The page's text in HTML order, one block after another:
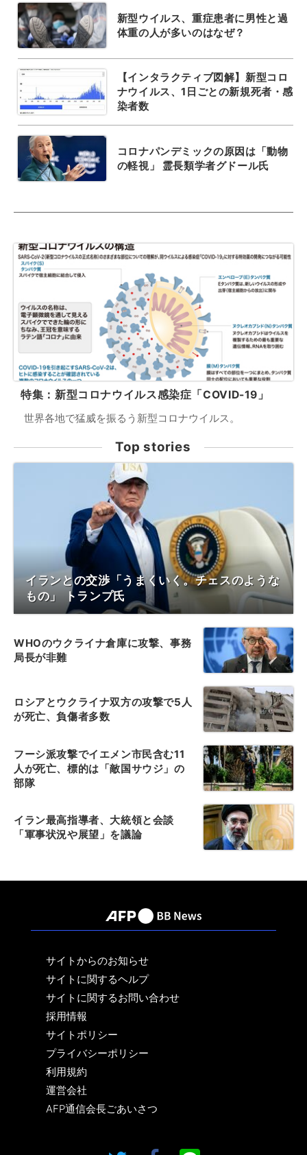
新型ウイルス、重症患者に男性と過
体重の人が多いのはなぜ？
【インタラクティブ図解】新型コロ
ナウイルス、1日ごとの新規死者・感
染者数
コロナパンデミックの原因は「動物
の軽視」 霊長類学者グドール氏
特集：新型コロナウイルス感染症「COVID-19」
世界各地で猛威を振るう新型コロナウイルス。
Top stories
イランとの交渉「うまくいく。チェスのような
もの」 トランプ氏
WHOのウクライナ倉庫に攻撃、事務
局長が非難
ロシアとウクライナ双方の攻撃で5人
が死亡、負傷者多数
フーシ派攻撃でイエメン市民含む11
人が死亡、標的は「敵国サウジ」の
部隊
イラン最高指導者、大統領と会談
「軍事状況や展望」を議論
サイトからのお知らせ
サイトに関するヘルプ
サイトに関するお問い合わせ
採用情報
サイトポリシー
プライバシーポリシー
利用規約
運営会社
AFP通信会長ごあいさつ